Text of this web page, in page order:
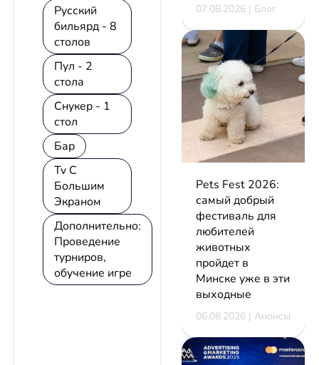
Русский
бильярд - 8
столов
Пул - 2
стола
Снукер - 1
стол
Бар
Tv С
Большим
Экраном
Дополнительно:
Проведение
турниров,
обучение игре
07.08.2026 | Блог
Pets Fest 2026:
самый добрый
фестиваль для
любителей
животных
пройдет в
Минске уже в эти
выходные
06.08.2026 | Анонсы